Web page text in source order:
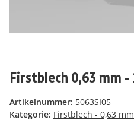
Firstblech 0,63 mm -
Artikelnummer: 5063SI05
Kategorie: Firstblech - 0,63 mm